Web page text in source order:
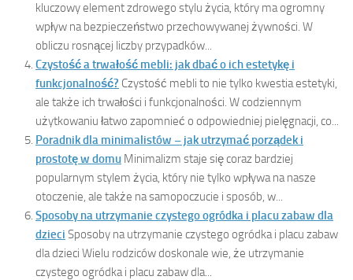
kluczowy element zdrowego stylu życia, który ma ogromny
wpływ na bezpieczeństwo przechowywanej żywności. W
obliczu rosnącej liczby przypadków...
Czystość a trwałość mebli: jak dbać o ich estetykę i
funkcjonalność? Czystość mebli to nie tylko kwestia estetyki,
ale także ich trwałości i funkcjonalności. W codziennym
użytkowaniu łatwo zapomnieć o odpowiedniej pielęgnacji, co...
Poradnik dla minimalistów – jak utrzymać porządek i
prostotę w domu Minimalizm staje się coraz bardziej
popularnym stylem życia, który nie tylko wpływa na nasze
otoczenie, ale także na samopoczucie i sposób, w...
Sposoby na utrzymanie czystego ogródka i placu zabaw dla
dzieci Sposoby na utrzymanie czystego ogródka i placu zabaw
dla dzieci Wielu rodziców doskonale wie, że utrzymanie
czystego ogródka i placu zabaw dla...